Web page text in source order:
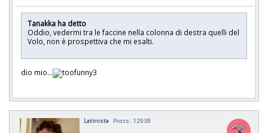
Tanakka ha detto
Oddio, vedermi tra le faccine nella colonna di destra quelli del
Volo, non è prospettiva che mi esalti.
dio mio...
Latinista Posts: 12938